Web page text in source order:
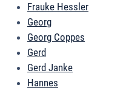
Frauke Hessler
Georg
Georg Coppes
Gerd
Gerd Janke
Hannes